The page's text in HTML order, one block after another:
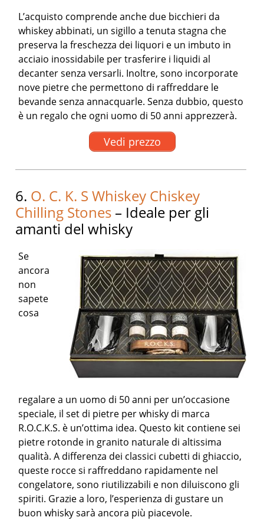
L’acquisto comprende anche due bicchieri da
whiskey abbinati, un sigillo a tenuta stagna che
preserva la freschezza dei liquori e un imbuto in
acciaio inossidabile per trasferire i liquidi al
decanter senza versarli. Inoltre, sono incorporate
nove pietre che permettono di raffreddare le
bevande senza annacquarle. Senza dubbio, questo
è un regalo che ogni uomo di 50 anni apprezzerà.
Vedi prezzo
6. O. C. K. S Whiskey Chiskey
Chilling Stones – Ideale per gli
amanti del whisky
Se
ancora
non
sapete
cosa
regalare a un uomo di 50 anni per un’occasione
speciale, il set di pietre per whisky di marca
R.O.C.K.S. è un’ottima idea. Questo kit contiene sei
pietre rotonde in granito naturale di altissima
qualità. A differenza dei classici cubetti di ghiaccio,
queste rocce si raffreddano rapidamente nel
congelatore, sono riutilizzabili e non diluiscono gli
spiriti. Grazie a loro, l’esperienza di gustare un
buon whisky sarà ancora più piacevole.